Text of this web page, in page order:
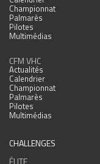
Championnat
Palmarès
Pilotes
Multimédias
CFM VHC
Actualités
Calendrier
Championnat
Palmarès
Pilotes
Multimédias
CHALLENGES
ÉLITE